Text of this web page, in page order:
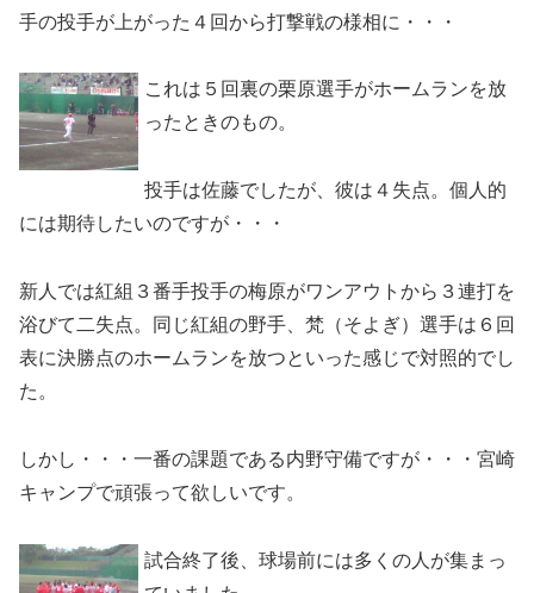
手の投手が上がった４回から打撃戦の様相に・・・
これは５回裏の栗原選手がホームランを放
ったときのもの。
投手は佐藤でしたが、彼は４失点。個人的
には期待したいのですが・・・
新人では紅組３番手投手の梅原がワンアウトから３連打を
浴びて二失点。同じ紅組の野手、梵（そよぎ）選手は６回
表に決勝点のホームランを放つといった感じで対照的でし
た。
しかし・・・一番の課題である内野守備ですが・・・宮崎
キャンプで頑張って欲しいです。
試合終了後、球場前には多くの人が集まっ